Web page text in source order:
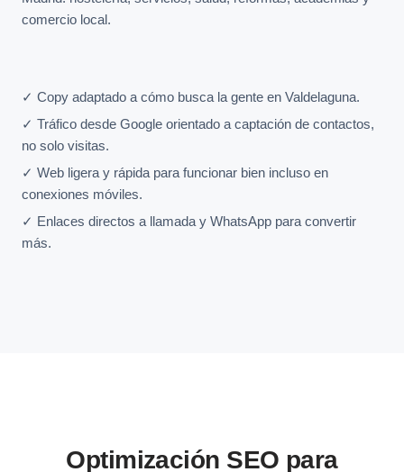
comercio local.
✓ Copy adaptado a cómo busca la gente en Valdelaguna.
✓ Tráfico desde Google orientado a captación de contactos,
no solo visitas.
✓ Web ligera y rápida para funcionar bien incluso en
conexiones móviles.
✓ Enlaces directos a llamada y WhatsApp para convertir
más.
Optimización SEO para